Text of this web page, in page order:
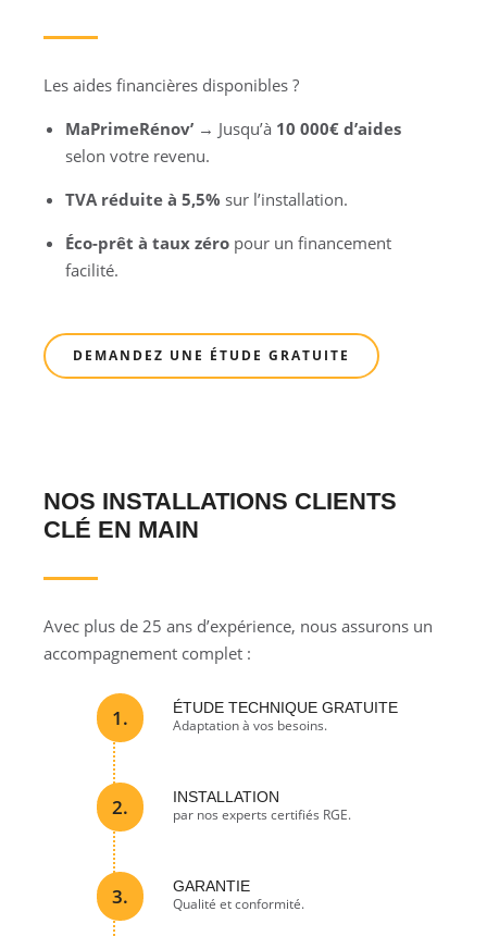
Les aides financières disponibles ?
MaPrimeRénov’ → Jusqu’à 10 000€ d’aides
selon votre revenu.
TVA réduite à 5,5% sur l’installation.
Éco-prêt à taux zéro pour un financement
facilité.
DEMANDEZ UNE ÉTUDE GRATUITE
NOS INSTALLATIONS CLIENTS
CLÉ EN MAIN
Avec plus de 25 ans d’expérience, nous assurons un
accompagnement complet :
1. ÉTUDE TECHNIQUE GRATUITE
Adaptation à vos besoins.
2. INSTALLATION
par nos experts certifiés RGE.
3. GARANTIE
Qualité et conformité.